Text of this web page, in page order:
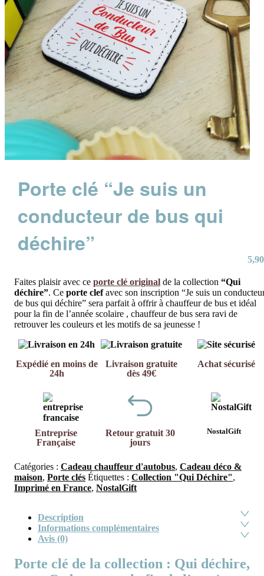
Porte clé “Je suis un
conducteur de bus qui
déchire”
5,90
Faites plaisir avec ce porte clé original de la collection “Qui
déchire”. Ce porte clefavec son inscription “Je suis un
de bus qui déchire” sera parfait à offrir à chauffeur de bus et idéal
pour la fin de l’année scolaire , chauffeur de bus sera ravi de
retrouver les couleurs et les motifs de sa jeunesse !
Expédié en moins de
24h
Livraison gratuite
dès 49€
Achat sécurisé
Entreprise
Française
Retour gratuit 30
jours
NostalGift
Catégories : Cadeau chauffeur d'autobus, Cadeau déco &
maison, Porte clés Étiquettes : Collection "Qui Déchire",
Imprimé en France, NostalGift
Description
Informations complémentaires
Avis (0)
Porte clé de la collection : Qui déchire,